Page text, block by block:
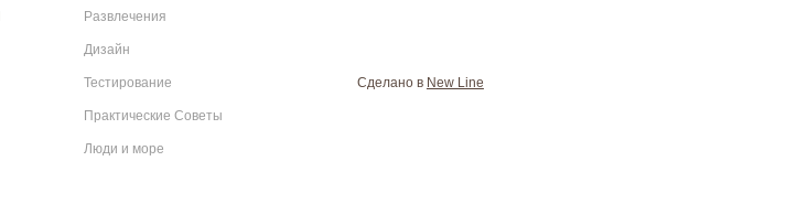
Развлечения
Дизайн
Тестирование
Практические Советы
Люди и море
Сделано в New Line